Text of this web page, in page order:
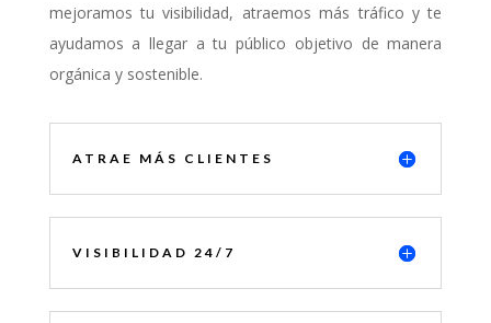
mejoramos tu visibilidad, atraemos más tráfico y te
ayudamos a llegar a tu público objetivo de manera
orgánica y sostenible.
ATRAE MÁS CLIENTES
VISIBILIDAD 24/7